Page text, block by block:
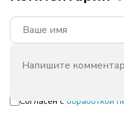
Согласен с обработкой